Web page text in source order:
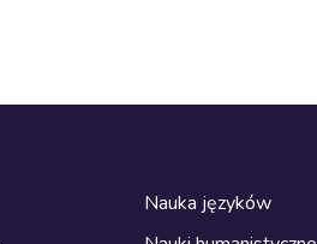
Nauka języków